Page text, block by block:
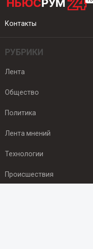
Контакты
РУБРИКИ
Лента
Общество
Политика
Лента мнений
Технологии
Происшествия